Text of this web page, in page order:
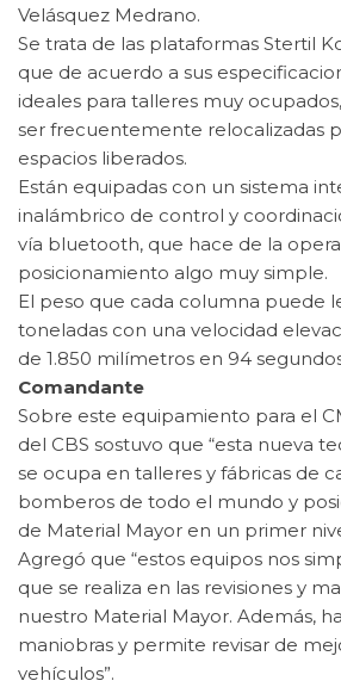
Velásquez Medrano.
Se trata de las plataformas Stertil
que de acuerdo a sus
ideales para talleres muy
ser frecuentemente relocalizadas
espacios liberados.
Están equipadas con un sistema
inalámbrico de control y
vía bluetooth, que hace de la
posicionamiento algo muy simple.
El peso que cada columna puede
toneladas con una velocidad
de 1.850 milímetros en 94
Comandante
Sobre este equipamiento para el
del CBS sostuvo que “esta nueva
se ocupa en talleres y fábricas de
bomberos de todo el mundo y
de Material Mayor en un primer
Agregó que “estos equipos nos
que se realiza en las revisiones y
nuestro Material Mayor. Además,
maniobras y permite revisar de
vehículos”.